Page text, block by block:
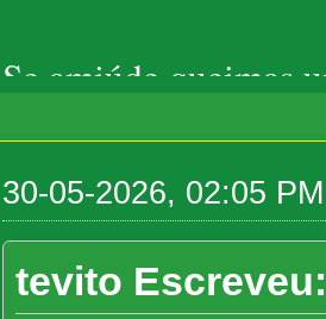
Se amiúde queimas
Eros, ela foge –
30-05-2026, 02:05 PM
tevito Escreveu: